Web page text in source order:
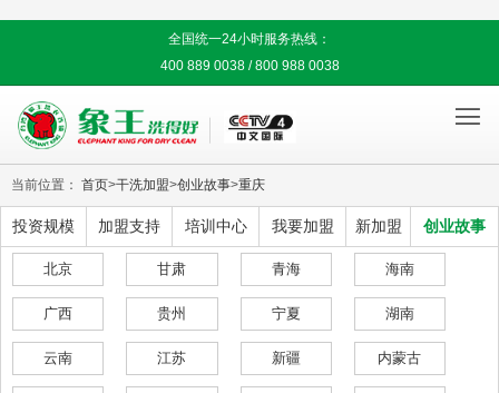
全国统一24小时服务热线：
400 889 0038 / 800 988 0038

当前位置： 首页>干洗加盟>创业故事>重庆
投资规模 加盟支持 培训中心 我要加盟 新加盟 创业故事
北京 甘肃 青海 海南
广西 贵州 宁夏 湖南
云南 江苏 新疆 内蒙古